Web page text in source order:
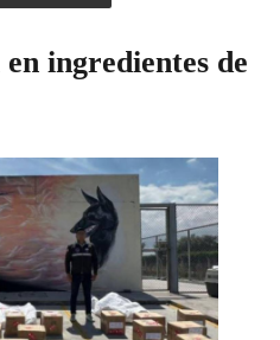
ingredientes de